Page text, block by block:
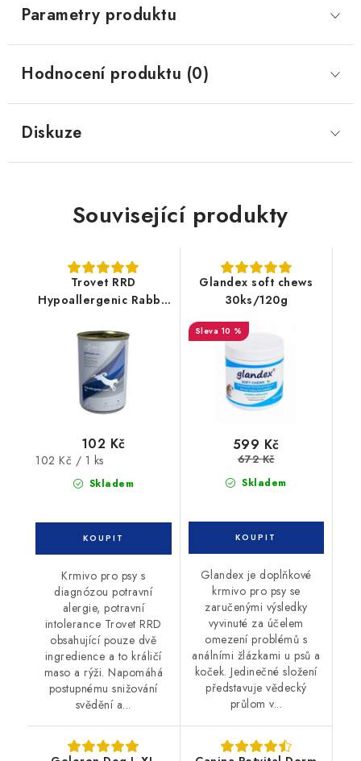
Parametry produktu
Hodnocení produktu (0)
Diskuze
Související produkty
Trovet RRD
Hypoallergenic Rabbit
Skladem
102 Kč
Měrná
102 Kč / 1 ks
Krmivo pro psy s
diagnózou potravní
alergie, potravní
intolerance Trovet RRD
obsahující pouze dvě
ingredience a to králičí
maso a rýži. Napomáhá
postupnému snižování
svědění a...
Glandex soft chews
30ks/120g
10 %
Skladem
599 Kč
672 Kč
Glandex je doplňkové
krmivo pro psy se
zaručenými výsledky
vyvinuté za účelem
omezení problémů s
análními žlázkami u psů a
koček. Jedinečné složení
představuje vědecký
průlom v...